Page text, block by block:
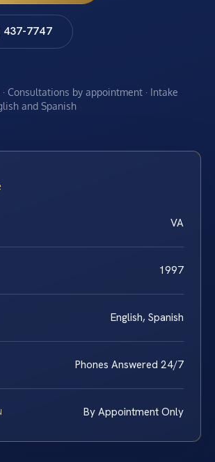
437-7747
Consultations by appointment · Intake
and Spanish
VA
1997
English, Spanish
Phones Answered 24/7
By Appointment Only